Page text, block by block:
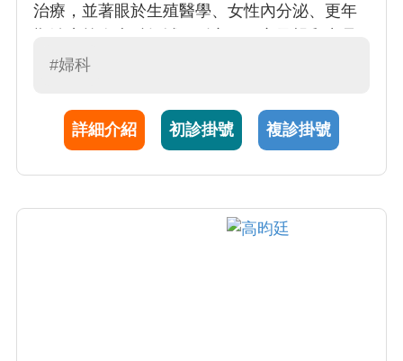
治療，並著眼於生殖醫學、女性內分泌、更年
年輕一輩婦產科女醫師的特色，張醫師能針對
療患者的不適，提供全方位的醫療照護。
#婦科
詳細介紹 初診掛號 複診掛號